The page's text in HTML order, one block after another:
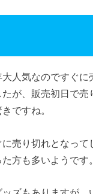
人気なのですぐに
が、販売初日で売
ですね。
売り切れとなって
方も多いようです。